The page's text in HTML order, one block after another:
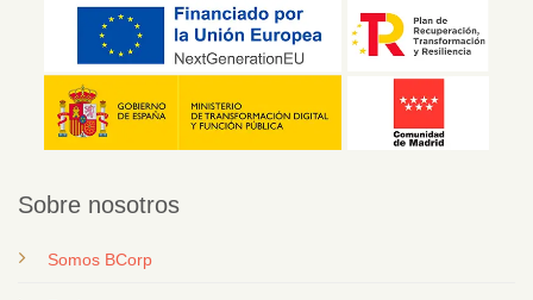
Sobre nosotros
Somos BCorp